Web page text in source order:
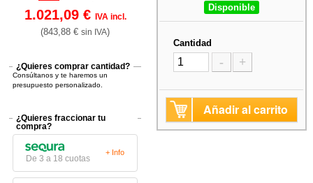
1.021,09 € IVA incl.
(843,88 €sin IVA)
¿Quieres comprar cantidad?
Consúltanos y te haremos un
presupuesto personalizado.
¿Quieres fraccionar tu
compra?
De 3 a 18 cuotas
+ Info
Disponible
Cantidad
- +
Añadir al carrito